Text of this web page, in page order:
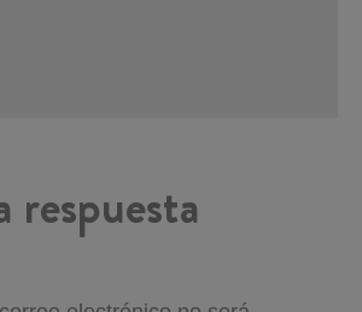
respuesta